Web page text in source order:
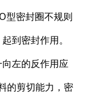
型密封圈不规则
到密封作用。
左的反作用应
的剪切能力，密